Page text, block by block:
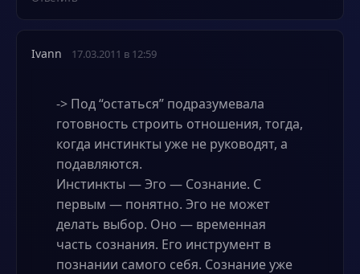
Ivann 17.03.2011 в 12:59
-> Под “остаться” подразумевала
готовность строить отношения, тогда,
когда инстинкты уже не руководят, а
подавляются.
Инстинкты — Эго — Сознание. С
первым — понятно. Эго не может
делать выбор. Оно — временная
часть сознания. Его инструмент в
познании самого себя. Сознание уже